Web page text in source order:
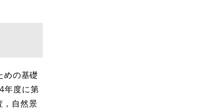
めの基礎
年度に第
，自然景